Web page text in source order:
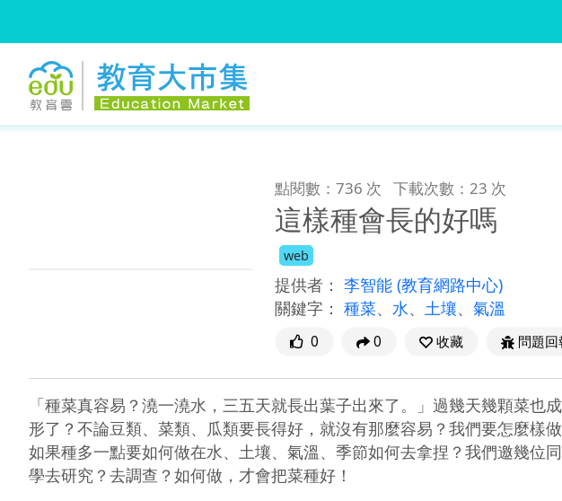
點閱數：736 次 下載次數：23 次
這樣種會長的好嗎
web
提供者： 李智能 (教育網路中心)
關鍵字： 種菜、 水、 土壤、 氣溫
0 0 收藏 問題回
「種菜真容易？澆一澆水，三五天就長出葉子出來了。」過幾天幾顆菜也成
形了？不論豆類、菜類、瓜類要長得好，就沒有那麼容易？我們要怎麼樣做
如果種多一點要如何做在水、土壤、氣溫、季節如何去拿捏？我們邀幾位同
學去研究？去調查？如何做，才會把菜種好！